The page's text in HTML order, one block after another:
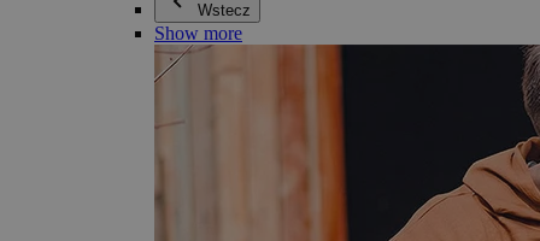
Wstecz
Show more